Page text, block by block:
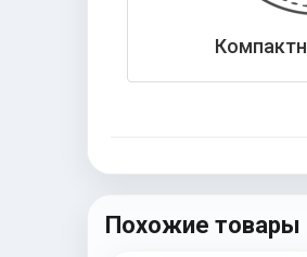
Похожие товары